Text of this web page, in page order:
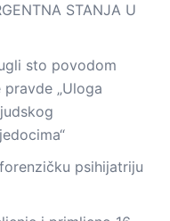
STANJA U
sto povodom
„Uloga
psihijatriju